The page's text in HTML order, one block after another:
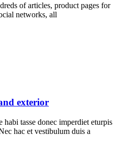
of articles, product pages for
networks, all
exterior
habi tasse donec imperdiet eturpis
hac et vestibulum duis a